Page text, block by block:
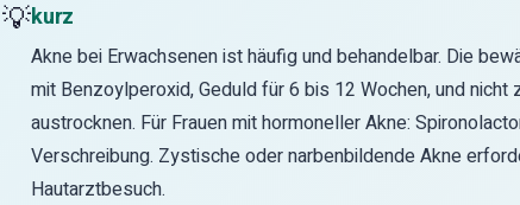
💡kurz
Akne bei Erwachsenen ist häufig und behandelbar. Die
mit Benzoylperoxid, Geduld für 6 bis 12 Wochen, und
austrocknen. Für Frauen mit hormoneller Akne:
Verschreibung. Zystische oder narbenbildende Akne
Hautarztbesuch.